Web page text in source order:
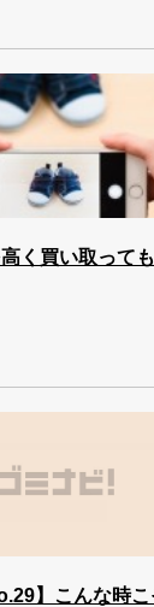
く買い取って
】こんな時